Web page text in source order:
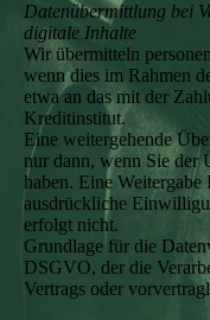
Datenübermittlung bei
digitale Inhalte
Wir übermitteln
wenn dies im Rahmen
etwa an das mit der
Kreditinstitut.
Eine weitergehende
nur dann, wenn Sie der
haben. Eine
ausdrückliche
erfolgt nicht.
Grundlage für die
DSGVO, der die
Vertrags oder